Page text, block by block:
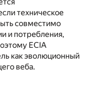
техническое
совместимо
и потребления,
ECIA
как эволюционный
веба.